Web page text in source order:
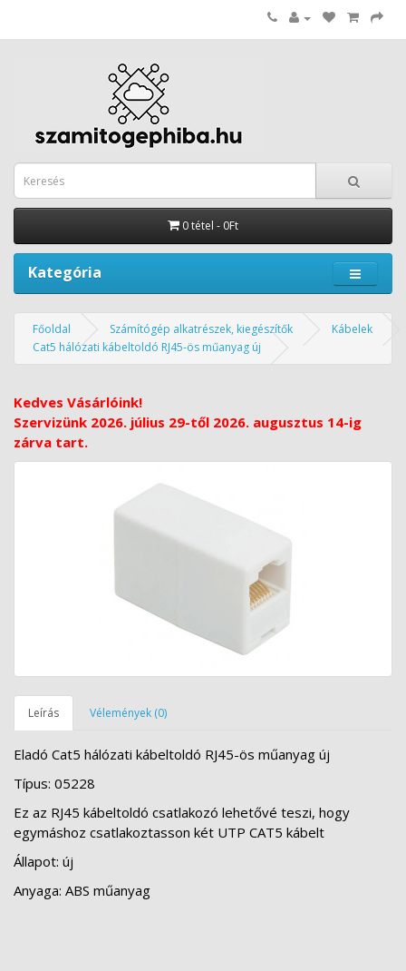
0 tétel - 0Ft
Kategória
Főoldal Számítógép alkatrészek, kiegészítők
Kábelek
Cat5 hálózati kábeltoldó RJ45-ös műanyag új
Kedves Vásárlóink!
Szervizünk 2026. július 29-től 2026. augusztus 14-ig
zárva tart.
Leírás Vélemények (0)
Eladó Cat5 hálózati kábeltoldó RJ45-ös műanyag új
Típus: 05228
Ez az RJ45 kábeltoldó csatlakozó lehetővé teszi, hogy
egymáshoz csatlakoztasson két UTP CAT5 kábelt
Állapot: új
Anyaga: ABS műanyag